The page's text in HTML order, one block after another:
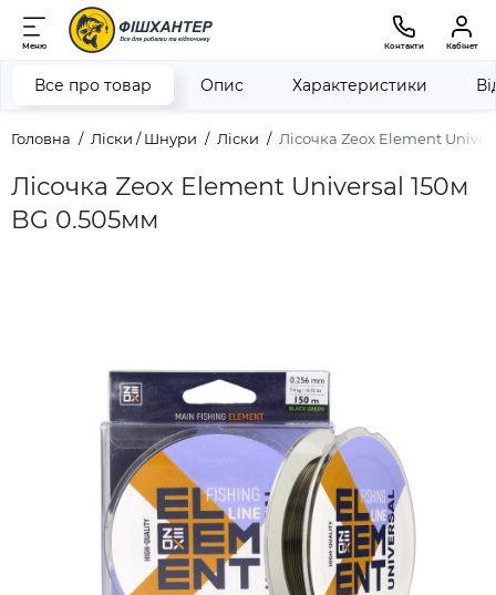
Меню Контакти Кабінет
Головна Ліски / Шнури Ліски Лісочка Zeox Element
Лісочка Zeox Element Universal 150м
BG 0.505мм
Все про товар Опис Характеристики